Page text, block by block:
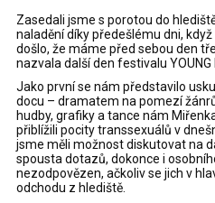
Zasedali jsme s porotou do
naladění díky předešlému dni,
došlo, že máme před sebou den
nazvala další den festivalu YOUNG
Jako první se nám představilo
docu – dramatem na pomezí
hudby, grafiky a tance nám
přiblížili pocity transsexuálů v
jsme měli možnost diskutovat na
spousta dotazů, dokonce i
nezodpovězen, ačkoliv se jich v
odchodu z hlediště.